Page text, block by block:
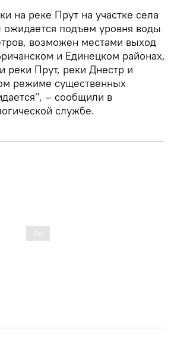
на реке Прут на участке села
подъем уровня воды
возможен местами выход
и Единецком районах,
реки Прут, реки Днестр и
режиме существенных
– сообщили в
службе.